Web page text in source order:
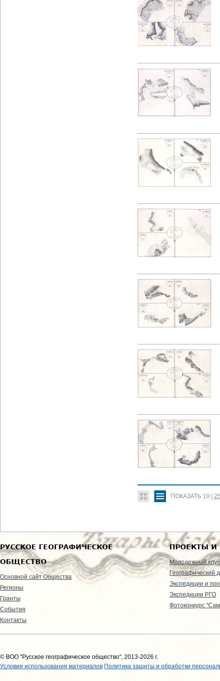
ПОКАЗАТЬ 10
РУССКОЕ ГЕОГРАФИЧЕСКОЕ
ОБЩЕСТВО
Основной сайт Общества
Регионы
Гранты
События
Контакты
ПРОЕКТЫ И
Молодежный клуб
Географический
Экспедиции и
Экспедиции РГО
Фотоконкурс
© ВОО "Русское географическое общество", 2013-2026 г.
Условия использования материалов Политика защиты и обработки